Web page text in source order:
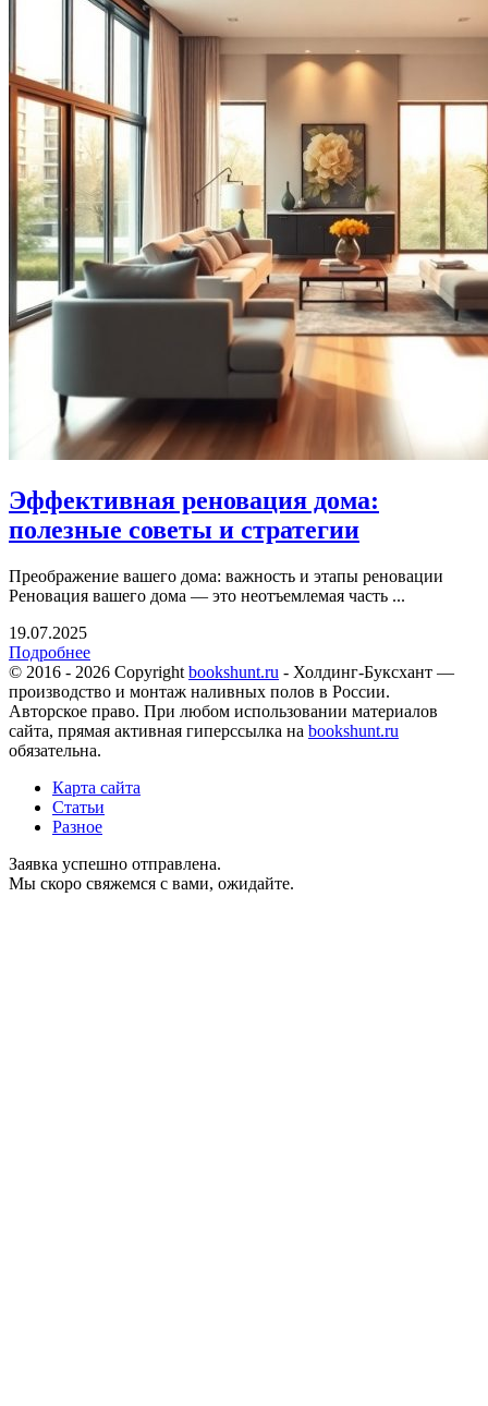
Эффективная реновация дома:
полезные советы и стратегии
Преображение вашего дома: важность и этапы реновации
Реновация вашего дома — это неотъемлемая часть ...
19.07.2025
Подробнее
© 2016 - 2026 Copyright bookshunt.ru - Холдинг-Буксхант —
производство и монтаж наливных полов в России.
Авторское право. При любом использовании материалов
сайта, прямая активная гиперссылка на bookshunt.ru
обязательна.
Карта сайта
Статьи
Разное
Заявка успешно отправлена.
Мы скоро свяжемся с вами, ожидайте.